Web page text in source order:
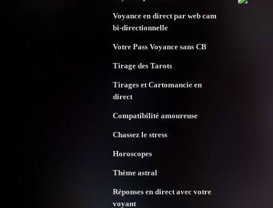
Voyance en direct par web cam
bi-directionnelle
Votre Pass Voyance sans CB
Tirage des Tarots
Tirages et Cartomancie en
direct
Compatibilité amoureuse
Chassez le stress
Horoscopes
Thème astral
Réponses en direct avec votre
voyant